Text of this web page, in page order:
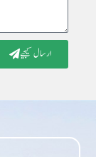
ارسال کیجیے